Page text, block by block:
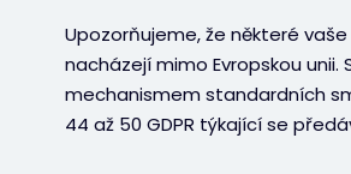
Upozorňujeme, že některé
nacházejí mimo Evropskou
mechanismem standardních
44 až 50 GDPR týkající se